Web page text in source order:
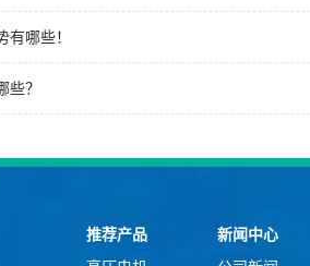
哪些！
？
推荐产品
新闻中心